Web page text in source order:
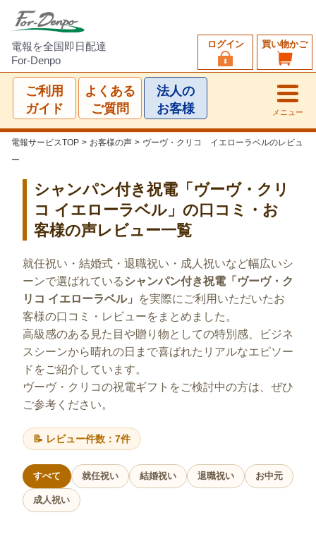
電報を全国即日配達
For-Denpo
買い物かご
ログイン
ご利用
ガイド
よくある
ご質問
法人の
お客様
メニュー
電報サービスTOP > お客様の声 > ヴーヴ・クリコ イエローラベルのレビュ
ー
シャンパン付き祝電「ヴーヴ・クリ
コ イエローラベル」の口コミ・お
客様の声レビュー一覧
就任祝い・結婚式・退職祝い・成人祝いなど幅広いシ
ーンで選ばれているシャンパン付き祝電「ヴーヴ・ク
リコ イエローラベル」
を実際にご利用いただいたお
客様の口コミ・レビューをまとめました。
高級感のある見た目や贈り物としての特別感、ビジネ
スシーンから晴れの日まで喜ばれたリアルなエピソー
ドをご紹介しています。
ヴーヴ・クリコの祝電ギフトをご検討中の方は、ぜひ
ご参考ください。
📝 レビュー件数：7件
すべて 就任祝い 結婚祝い 退職祝い お中元
成人祝い